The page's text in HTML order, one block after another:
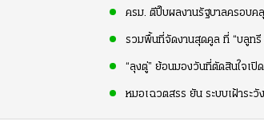
ครม. ตีปี๊บผลงานรัฐบาลครอบค
รวมพื้นที่จัดงานสุดคูล ที่ “บลูทรี
“ลุงตู่” ย้อนมองวันที่ตัดสินใจเปิ
หมอเฉวตสรร ยัน ระบบเฝ้าระวั